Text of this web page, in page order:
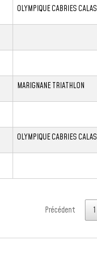
OLYMPIQUE CABRIES CALAS
MARIGNANE TRIATHLON
OLYMPIQUE CABRIES CALAS
Précédent 1